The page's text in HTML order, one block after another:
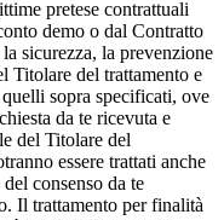
pretese contrattuali
demo o dal Contratto
sicurezza, la prevenzione
Titolare del trattamento e
sopra specificati, ove
da te ricevuta e
del Titolare del
essere trattati anche
consenso da te
Il trattamento per finalità